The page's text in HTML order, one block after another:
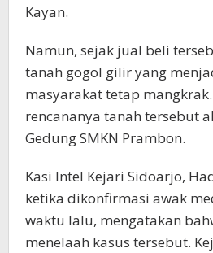
Kayan.
Namun, sejak jual beli
tanah gogol gilir yang
masyarakat tetap
rencananya tanah tersebut
Gedung SMKN Prambon.
Kasi Intel Kejari Sidoarjo,
ketika dikonfirmasi awak
waktu lalu, mengatakan
menelaah kasus tersebut.